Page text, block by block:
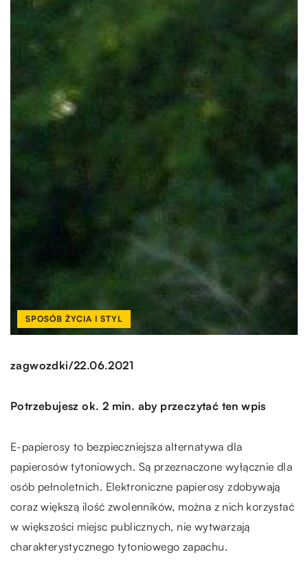
SPOSÓB ŻYCIA I STYL
zagwozdki/22.06.2021
Potrzebujesz ok. 2 min. aby przeczytać ten wpis
E-papierosy to bezpieczniejsza alternatywa dla
papierosów tytoniowych. Są przeznaczone wyłącznie dla
osób pełnoletnich. Elektroniczne papierosy zdobywają
coraz większą ilość zwolenników, można z nich korzystać
w większości miejsc publicznych, nie wytwarzają
charakterystycznego tytoniowego zapachu.